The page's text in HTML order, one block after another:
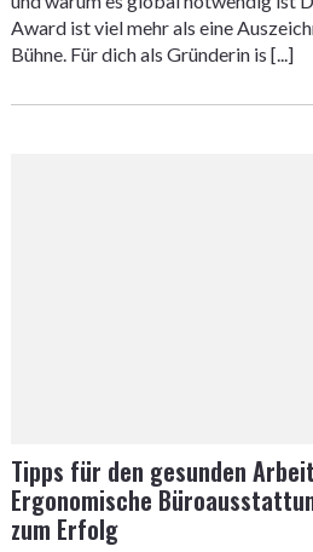
Award ist viel mehr als eine
Bühne. Für dich als Gründerin is [...]
Tipps für den gesunden
Ergonomische
zum Erfolg